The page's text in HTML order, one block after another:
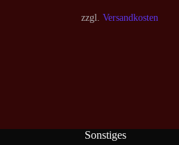
zzgl. Versandkosten
Sonstiges